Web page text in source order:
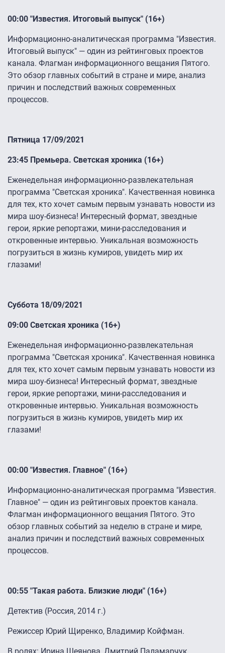
00:00 "Известия. Итоговый выпуск" (16+)
Информационно-аналитическая программа "Известия.
Итоговый выпуск" — один из рейтинговых проектов
канала. Флагман информационного вещания Пятого.
Это обзор главных событий в стране и мире, анализ
причин и последствий важных современных
процессов.
Пятница 17/09/2021
23:45 Премьера. Светская хроника (16+)
Еженедельная информационно-развлекательная
программа "Светская хроника". Качественная новинка
для тех, кто хочет самым первым узнавать новости из
мира шоу-бизнеса! Интересный формат, звездные
герои, яркие репортажи, мини-расследования и
откровенные интервью. Уникальная возможность
погрузиться в жизнь кумиров, увидеть мир их
глазами!
Суббота 18/09/2021
09:00 Светская хроника (16+)
Еженедельная информационно-развлекательная
программа "Светская хроника". Качественная новинка
для тех, кто хочет самым первым узнавать новости из
мира шоу-бизнеса! Интересный формат, звездные
герои, яркие репортажи, мини-расследования и
откровенные интервью. Уникальная возможность
погрузиться в жизнь кумиров, увидеть мир их
глазами!
00:00 "Известия. Главное" (16+)
Информационно-аналитическая программа "Известия.
Главное" — один из рейтинговых проектов канала.
Флагман информационного вещания Пятого. Это
обзор главных событий за неделю в стране и мире,
анализ причин и последствий важных современных
процессов.
00:55 "Такая работа. Близкие люди" (16+)
Детектив (Россия, 2014 г.)
Режиссер Юрий Щиренко, Владимир Койфман.